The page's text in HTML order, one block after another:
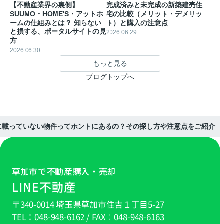
【不動産業界の裏側】
SUUMO・HOME'S・アットホ
ームの仕組みとは？ 知らない
と損する、ポータルサイトの見
方
2026.06.30
完成済みと未完成の新築建売住
宅の比較（メリット・デメリッ
ト）と購入の注意点
2026.06.29
もっと見る
ブログトップへ
載っていない物件ってホントにあるの？その探し方や注意点をご紹介
草加市で不動産購入・売却
LINE不動産
〒340-0014 埼玉県草加市住吉１丁目5-27
TEL： 048-948-6162/ FAX： 048-948-6163